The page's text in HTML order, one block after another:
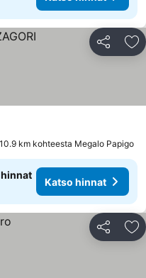
Jaa
km kohteesta Megalo Papigo
Katso hinnat
Jaa